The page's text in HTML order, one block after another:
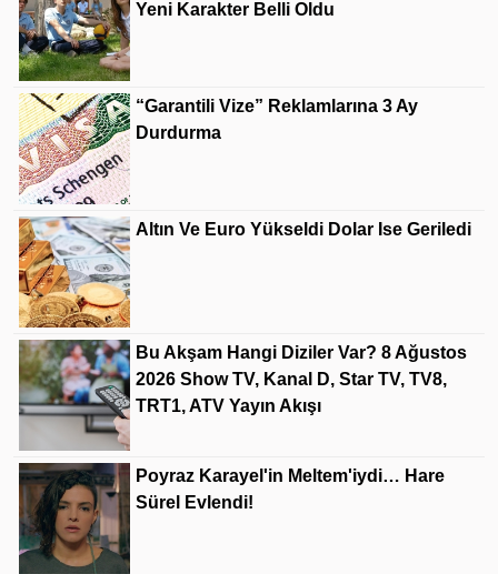
Yeni Karakter Belli Oldu
“Garantili Vize” Reklamlarına 3 Ay
Durdurma
Altın Ve Euro Yükseldi Dolar Ise Geriledi
Bu Akşam Hangi Diziler Var? 8 Ağustos
2026 Show TV, Kanal D, Star TV, TV8,
TRT1, ATV Yayın Akışı
Poyraz Karayel'in Meltem'iydi… Hare
Sürel Evlendi!